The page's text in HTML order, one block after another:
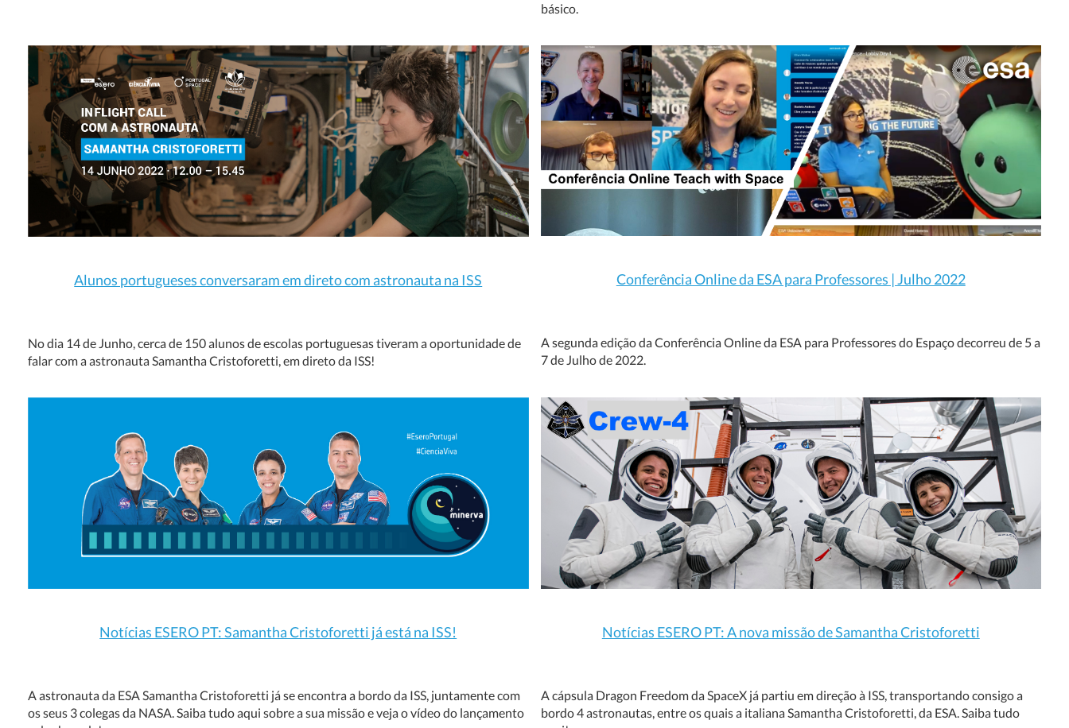
básico.
Alunos portugueses conversaram em direto com astronauta na ISS
No dia 14 de Junho, cerca de 150 alunos de escolas portuguesas tiveram a oportunidade de
falar com a astronauta Samantha Cristoforetti, em direto da ISS!
Conferência Online da ESA para Professores | Julho 2022
A segunda edição da Conferência Online da ESA para Professores do Espaço decorreu de 5 a
7 de Julho de 2022.
Notícias ESERO PT: Samantha Cristoforetti já está na ISS!
A astronauta da ESA Samantha Cristoforetti já se encontra a bordo da ISS, juntamente com
os seus 3 colegas da NASA. Saiba tudo aqui sobre a sua missão e veja o vídeo do lançamento
Notícias ESERO PT: A nova missão de Samantha Cristoforetti
A cápsula Dragon Freedom da SpaceX já partiu em direção à ISS, transportando consigo a
bordo 4 astronautas, entre os quais a italiana Samantha Cristoforetti, da ESA. Saiba tudo